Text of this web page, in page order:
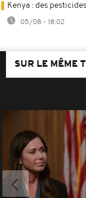
Kenya : des
05/08 - 18:02
SUR LE MÊME